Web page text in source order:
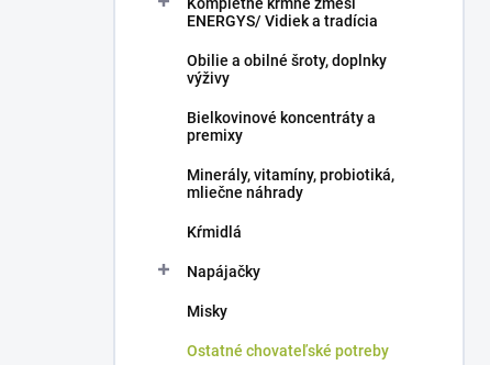
ENERGYS/ Vidiek a tradícia
Obilie a obilné šroty, doplnky
výživy
Bielkovinové koncentráty a
premixy
Minerály, vitamíny, probiotiká,
mliečne náhrady
Kŕmidlá
Napájačky
Misky
Ostatné chovateľské potreby